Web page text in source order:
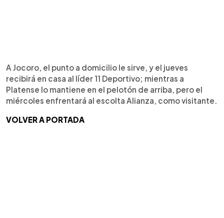
A Jocoro, el punto a domicilio le sirve, y el jueves
recibirá en casa al líder 11 Deportivo; mientras a
Platense lo mantiene en el pelotón de arriba, pero el
miércoles enfrentará al escolta Alianza, como visitante.
VOLVER A PORTADA